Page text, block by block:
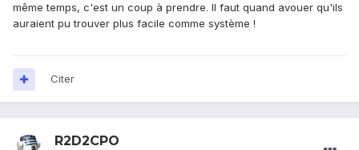
même temps, c'est un coup à prendre. Il faut quand avouer qu'ils
auraient pu trouver plus facile comme système !
Citer
R2D2CPO